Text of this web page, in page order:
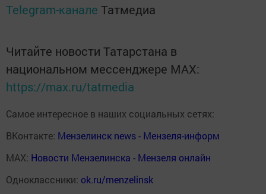
Telegram-канале Татмедиа
Читайте новости Татарстана в
национальном мессенджере MАХ:
https://max.ru/tatmedia
Самое интересное в наших социальных сетях:
ВКонтакте: Мензелинск news - Мензеля-информ
MAX: Новости Мензелинска - Мензеля онлайн
Одноклассники: ok.ru/menzelinsk